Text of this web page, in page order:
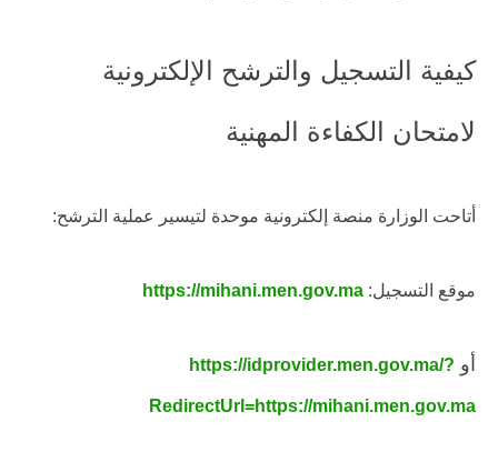
كيفية التسجيل والترشح الإلكترونية
لامتحان الكفاءة المهنية
أتاحت الوزارة منصة إلكترونية موحدة لتيسير عملية الترشح:
موقع التسجيل: https://mihani.men.gov.ma
أو https://idprovider.men.gov.ma/?
RedirectUrl=https://mihani.men.gov.ma